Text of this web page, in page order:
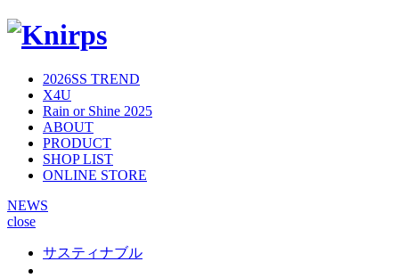
2026SS TREND
X4U
Rain or Shine 2025
ABOUT
PRODUCT
SHOP LIST
ONLINE STORE
NEWS
close
サスティナブル